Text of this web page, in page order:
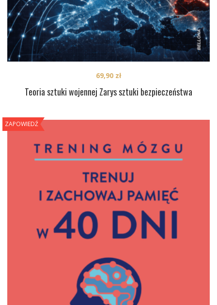
Teoria sztuki wojennej Zarys sztuki bezpieczeństwa
69,90 zł
ZAPOWIEDŹ